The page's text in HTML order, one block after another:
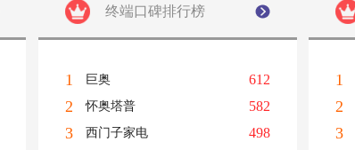
终端口碑排行榜
1 巨奥 612
2 怀奥塔普 582
3 西门子家电 498
1
2
3